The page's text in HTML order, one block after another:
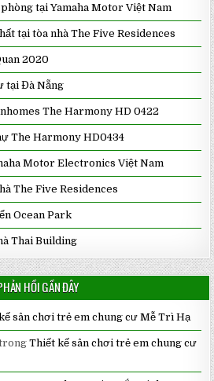
tại Yamaha Motor Việt Nam
tại tòa nhà The Five Residences
2020
tại Đà Nẵng
The Harmony HD 0422
The Harmony HD0434
Motor Electronics Việt Nam
The Five Residences
Ocean Park
Thai Building
HỒI GẦN ĐÂY
sân chơi trẻ em chung cư Mễ Trì Hạ
Thiết kế sân chơi trẻ em chung cư